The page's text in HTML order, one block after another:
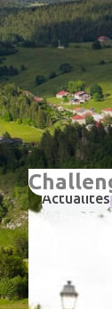
Actualités